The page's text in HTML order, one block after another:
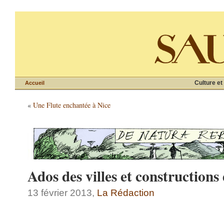
Culture et
Accueil
« Une Flute enchantée à Nice
Ados des villes et constructions
13 février 2013, La Rédaction